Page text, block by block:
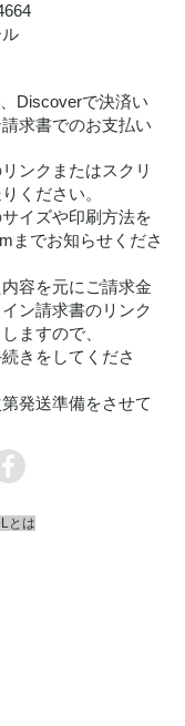
Discoverで決済い
求書でのお支払い
ンクまたはスクリ
ください。
イズや印刷方法を
までお知らせくださ
容を元にご請求金
ン請求書のリンク
ますので、
きをしてくださ
発送準備をさせて
とは